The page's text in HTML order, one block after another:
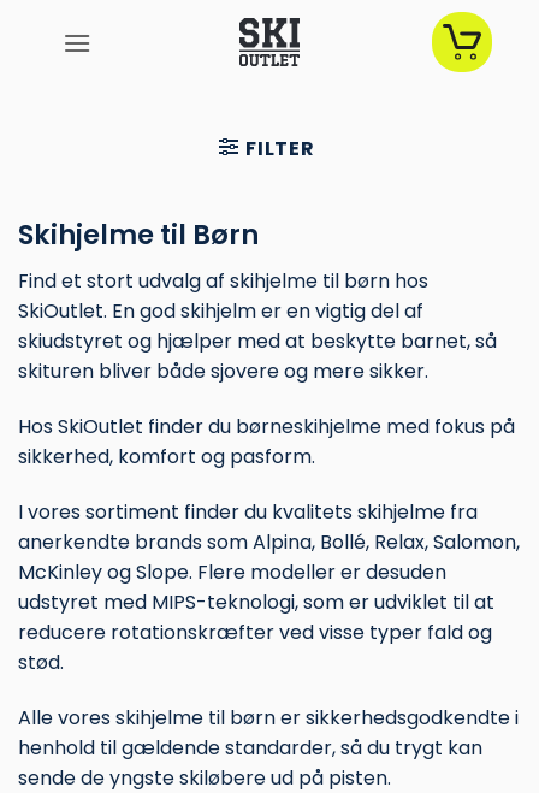
FILTER
Skihjelme til Børn
Find et stort udvalg af skihjelme til børn hos
SkiOutlet. En god skihjelm er en vigtig del af
skiudstyret og hjælper med at beskytte barnet, så
skituren bliver både sjovere og mere sikker.
Hos SkiOutlet finder du børneskihjelme med fokus på
sikkerhed, komfort og pasform.
I vores sortiment finder du kvalitets skihjelme fra
anerkendte brands som Alpina, Bollé, Relax, Salomon,
McKinley og Slope. Flere modeller er desuden
udstyret med MIPS-teknologi, som er udviklet til at
reducere rotationskræfter ved visse typer fald og
stød.
Alle vores skihjelme til børn er sikkerhedsgodkendte i
henhold til gældende standarder, så du trygt kan
sende de yngste skiløbere ud på pisten.